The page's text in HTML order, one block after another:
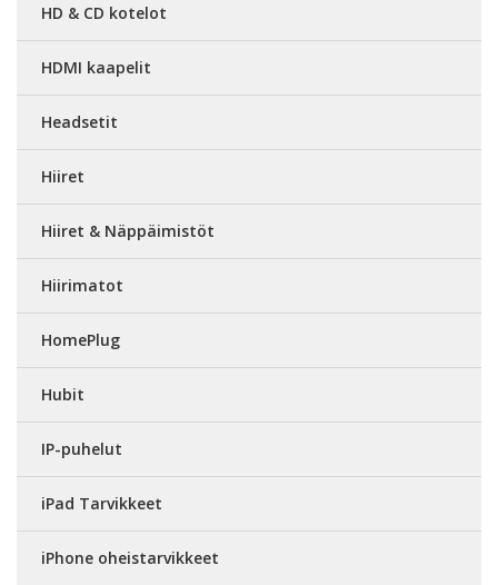
HD & CD kotelot
HDMI kaapelit
Headsetit
Hiiret
Hiiret & Näppäimistöt
Hiirimatot
HomePlug
Hubit
IP-puhelut
iPad Tarvikkeet
iPhone oheistarvikkeet